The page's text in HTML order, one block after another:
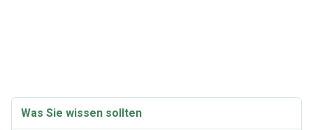
Was Sie wissen sollten